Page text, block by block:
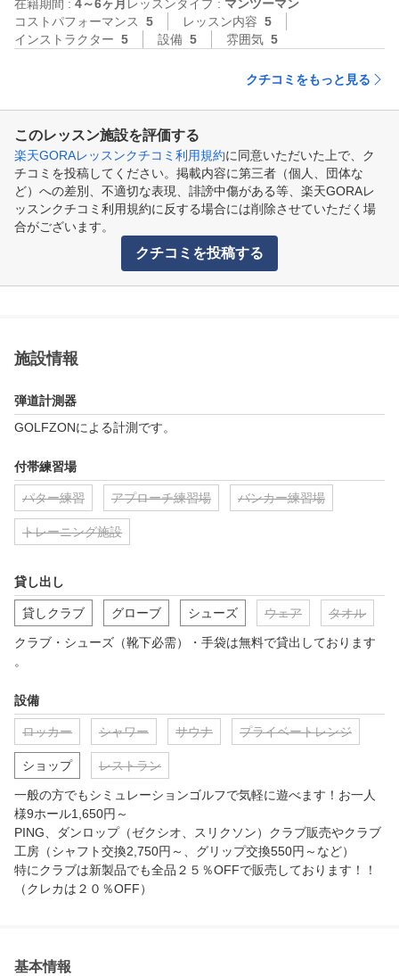
在籍期間 : 4～6ヶ月 レッスンタイプ : マンツーマン
コストパフォーマンス
5 レッスン内容 5
インストラクター 5 設備 5 雰囲気 5
クチコミをもっと見る
このレッスン施設を評価する
楽天GORAレッスンクチコミ利用規約に同意いただいた上で、ク
チコミを投稿してください。掲載内容に第三者（個人、団体な
ど）への差別、不適切な表現、誹謗中傷がある等、楽天GORAレ
ッスンクチコミ利用規約に反する場合には削除させていただく場
合がございます。
クチコミを投稿する
施設情報
弾道計測器
GOLFZONによる計測です。
付帯練習場
パター練習 アプローチ練習場 バンカー練習場
トレーニング施設
貸し出し
貸しクラブ グローブ シューズ ウェア タオル
クラブ・シューズ（靴下必需）・手袋は無料で貸出しております
。
設備
ロッカー シャワー サウナ プライベートレンジ
ショップ レストラン
一般の方でもシミュレーションゴルフで気軽に遊べます！お一人
様9ホール1,650円～
PING、ダンロップ（ゼクシオ、スリクソン）クラブ販売やクラブ
工房（シャフト交換2,750円～、グリップ交換550円～など）
特にクラブは新製品でも全品２５％OFFで販売しております！！
（クレカは２０％OFF）
基本情報